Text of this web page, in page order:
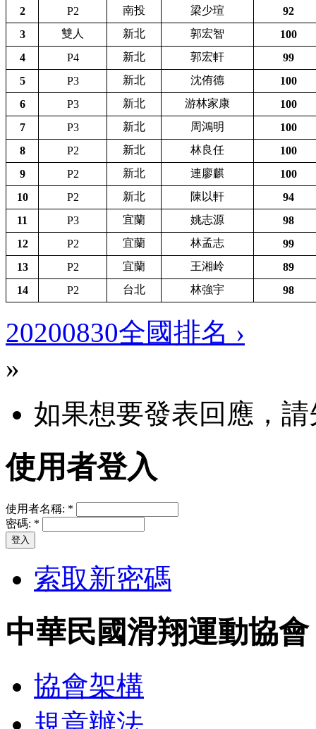
2
P2 南投 梁少瑄
92
3
雙人 新北 郭宏智
100
4
P4 新北 郭宏軒
99
5
P3 新北 沈侑德
100
6
P3 新北 游林家康
100
7
P3 新北 周鴻明
100
8
P2 新北 林良任
100
9
P2 新北 連廖麒
100
10
P2 新北 陳以軒
94
11
P3 宜蘭 姚志源
98
12
P2 宜蘭 林孟志
99
13
P2 宜蘭 王湘岭
89
14
P2 台北 林強宇 98
20200830全國排名 ›
»
如果想要發表回應，請
使用者登入
使用者名稱: *
密碼: *
索取新密碼
中華民國滑翔運動協會
協會架構